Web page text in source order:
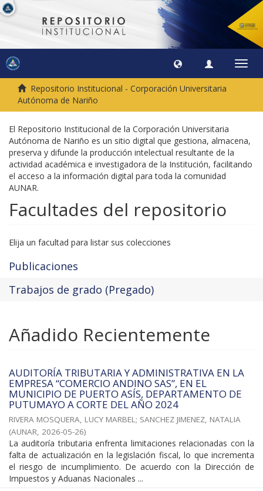
Repositorio Institucional - Corporación Universitaria
Autónoma de Nariño
El Repositorio Institucional de la Corporación Universitaria
Autónoma de Nariño es un sitio digital que gestiona, almacena,
preserva y difunde la producción intelectual resultante de la
actividad académica e investigadora de la Institución, facilitando
el acceso a la información digital para toda la comunidad
AUNAR.
Facultades del repositorio
Elija un facultad para listar sus colecciones
Publicaciones
Trabajos de grado (Pregado)
Añadido Recientemente
AUDITORÍA TRIBUTARIA Y ADMINISTRATIVA EN LA
EMPRESA “COMERCIO ANDINO SAS”, EN EL
MUNICIPIO DE PUERTO ASÍS, DEPARTAMENTO DE
PUTUMAYO A CORTE DEL AÑO 2024
RIVERA MOSQUERA, LUCY MARBEL; SANCHEZ JIMENEZ, NATALIA
(AUNAR, 2026-05-26)
La auditoría tributaria enfrenta limitaciones relacionadas con la
falta de actualización en la legislación fiscal, lo que incrementa
el riesgo de incumplimiento. De acuerdo con la Dirección de
Impuestos y Aduanas Nacionales ...